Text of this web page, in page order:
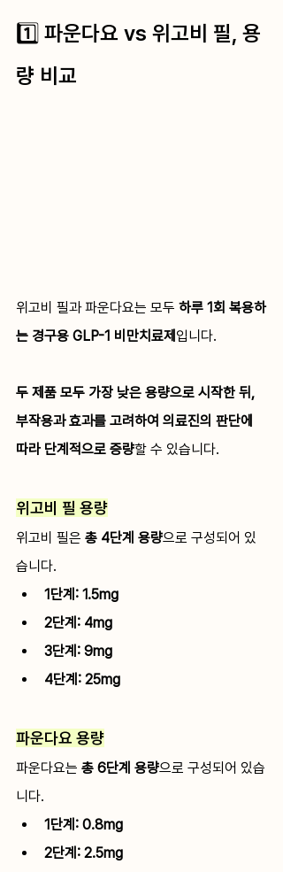
1️⃣ 파운다요 vs 위고비 필, 용
량 비교
위고비 필과 파운다요는 모두 하루 1회 복용하
는 경구용 GLP-1 비만치료제 입니다.
두 제품 모두 가장 낮은 용량으로 시작한 뒤,
부작용과 효과를 고려하여 의료진의 판단에
따라 단계적으로 증량할 수 있습니다.
위고비 필 용량
위고비 필은 총 4단계 용량으로 구성되어 있
습니다.
1단계: 1.5mg
2단계: 4mg
3단계: 9mg
4단계: 25mg
파운다요 용량
파운다요는 총 6단계 용량으로 구성되어 있습
니다.
1단계: 0.8mg
2단계: 2.5mg